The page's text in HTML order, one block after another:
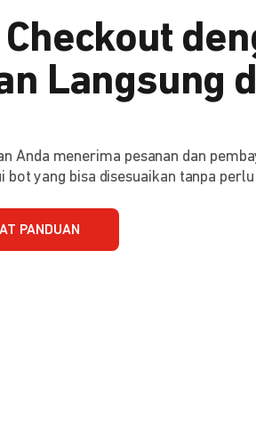
Langsung
Anda menerima pesanan dan
bot yang bisa disesuaikan tanpa
PANDUAN